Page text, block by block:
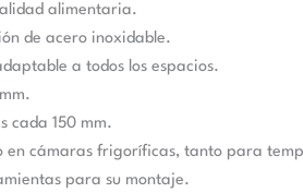
alimentaria.
de acero inoxidable.
a todos los espacios.
cada 150 mm.
en cámaras frigoríficas, tanto para
para su montaje.